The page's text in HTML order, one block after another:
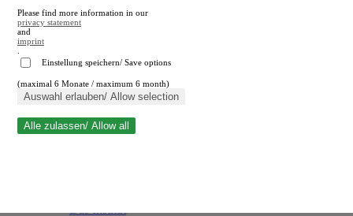
Suche schließen
Please find more information in our
privacy statement
and
imprint
Einstellung speichern/ Save options
(maximal 6 Monate / maximum 6 month)
Auswahl erlauben/ Allow selection
Alle zulassen/ Allow all